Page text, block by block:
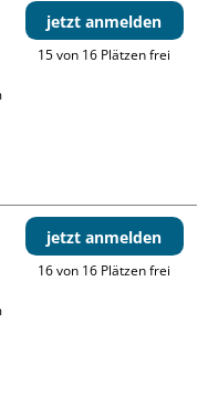
jetzt anmelden
15 von 16 Plätzen frei
jetzt anmelden
16 von 16 Plätzen frei